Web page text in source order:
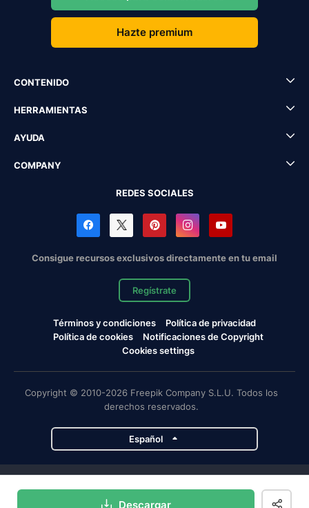
Descargar
Hazte premium
CONTENIDO
HERRAMIENTAS
AYUDA
COMPANY
REDES SOCIALES
Consigue recursos exclusivos directamente en tu email
Regístrate
Términos y condiciones
Política de privacidad
Política de cookies
Notificaciones de Copyright
Cookies settings
Copyright © 2010-2026 Freepik Company S.L.U. Todos los
derechos reservados.
Español